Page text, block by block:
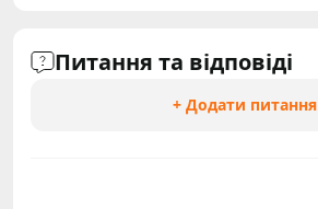
Питання та відповіді
+ Додати питання